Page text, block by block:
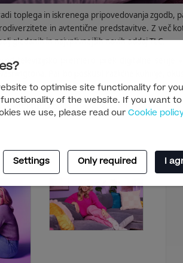
to optimise site functionality for
of the website. If you want to
we use, please read our Cookie policy
Settings Only required I
toplega in iskrenega pripovedovanja zgodb,
in avtentične predstavitve. Z več
gledanih in najvplivnejših novih oddaj TLC.
televizijsko premiero prek digitalne serije
Par bo poskusil različne kuhinje,
Levitt Productions.